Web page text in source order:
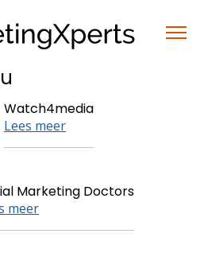
Watch4media
Lees meer
Marketing Doctors
meer